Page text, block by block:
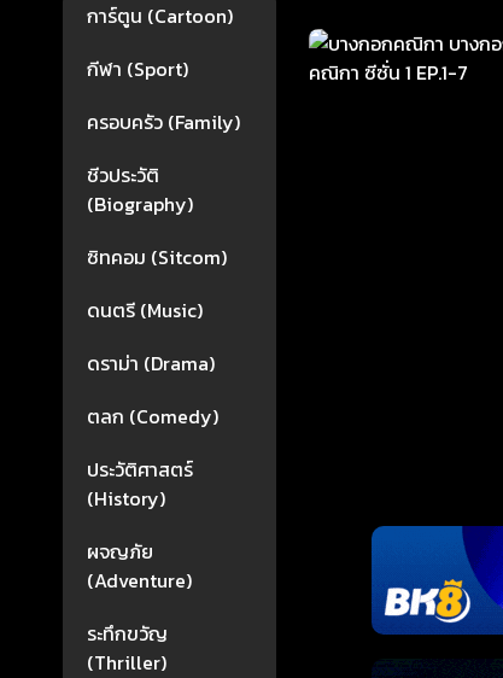
การ์ตูน (Cartoon)
กีฬา (Sport)
ครอบครัว (Family)
ชีวประวัติ
(Biography)
ซิทคอม (Sitcom)
ดนตรี (Music)
ดราม่า (Drama)
ตลก (Comedy)
ประวัติศาสตร์
(History)
ผจญภัย
(Adventure)
ระทึกขวัญ
(Thriller)